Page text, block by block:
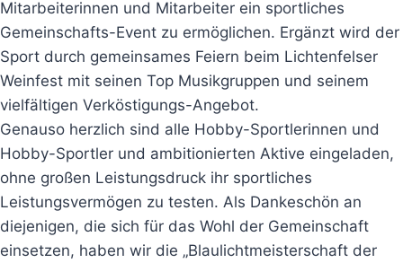
Mitarbeiterinnen und Mitarbeiter ein sportliches
Gemeinschafts-Event zu ermöglichen. Ergänzt wird der
Sport durch gemeinsames Feiern beim Lichtenfelser
Weinfest mit seinen Top Musikgruppen und seinem
vielfältigen Verköstigungs-Angebot.
Genauso herzlich sind alle Hobby-Sportlerinnen und
Hobby-Sportler und ambitionierten Aktive eingeladen,
ohne großen Leistungsdruck ihr sportliches
Leistungsvermögen zu testen. Als Dankeschön an
diejenigen, die sich für das Wohl der Gemeinschaft
einsetzen, haben wir die „Blaulichtmeisterschaft der